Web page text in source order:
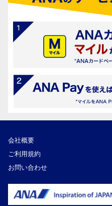
会社概要
ご利用規約
お問い合わせ